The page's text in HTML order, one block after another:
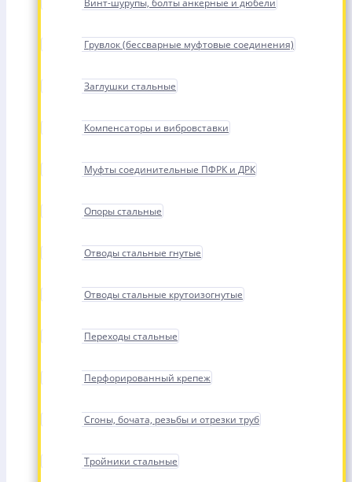
Винт-шурупы, болты анкерные и дюбели
Грувлок (бессварные муфтовые соединения)
Заглушки стальные
Компенсаторы и вибровставки
Муфты соединительные ПФРК и ДРК
Опоры стальные
Отводы стальные гнутые
Отводы стальные крутоизогнутые
Переходы стальные
Перфорированный крепеж
Сгоны, бочата, резьбы и отрезки труб
Тройники стальные